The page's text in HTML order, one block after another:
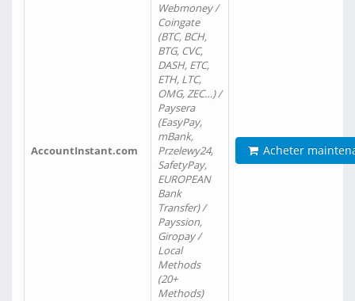
AccountInstant.com
Webmoney /
Coingate
(BTC, BCH,
BTG, CVC,
DASH, ETC,
ETH, LTC,
OMG, ZEC…) /
Paysera
(EasyPay,
mBank,
Przelewy24,
SafetyPay,
EUROPEAN
Bank
Transfer) /
Payssion,
Giropay /
Local
Methods
(20+
Methods)
Acheter